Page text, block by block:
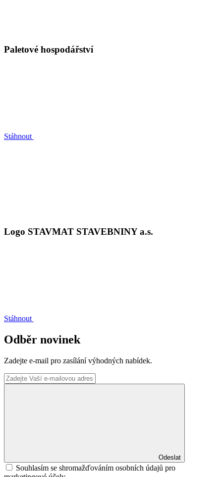
Paletové hospodářství
Stáhnout
Logo STAVMAT STAVEBNINY a.s.
Stáhnout
Odběr novinek
Zadejte e-mail pro zasílání výhodných nabídek.
Odeslat
Souhlasím se shromažďováním osobních údajů pro